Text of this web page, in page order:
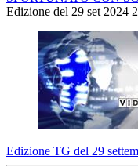
Edizione del 29 set 2024
Edizione TG del 29